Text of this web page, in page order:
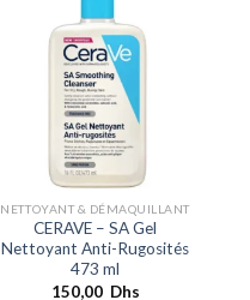
NETTOYANT & DÉMAQUILLANT
CERAVE – SA Gel
Nettoyant Anti-Rugosités
473 ml
150,00 Dhs